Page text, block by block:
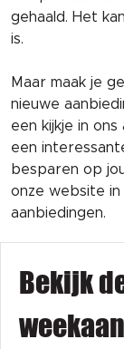
gehaald. Het
is.
Maar maak je
nieuwe
een kijkje in
een
besparen op
onze website
aanbiedingen.
Bekijk